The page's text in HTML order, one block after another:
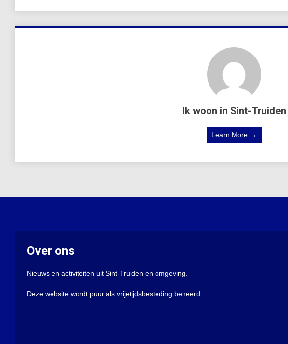
Ik woon in Sint-Truiden
Learn More →
Over ons
Nieuws en activiteiten uit Sint-Truiden en omgeving.
Deze website wordt puur als vrijetijdsbesteding beheerd.